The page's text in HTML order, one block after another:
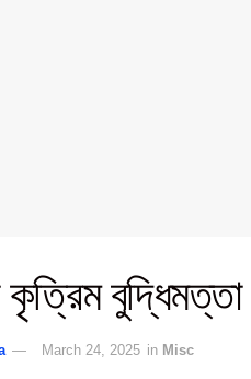
কৃত্রিম
March 24, 2025 in Misc